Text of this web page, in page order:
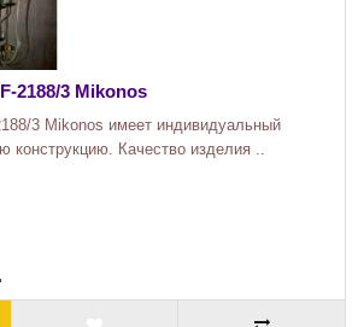
2188/3 Mikonos
3 Mikonos имеет индивидуальный
конструкцию. Качество изделия ..